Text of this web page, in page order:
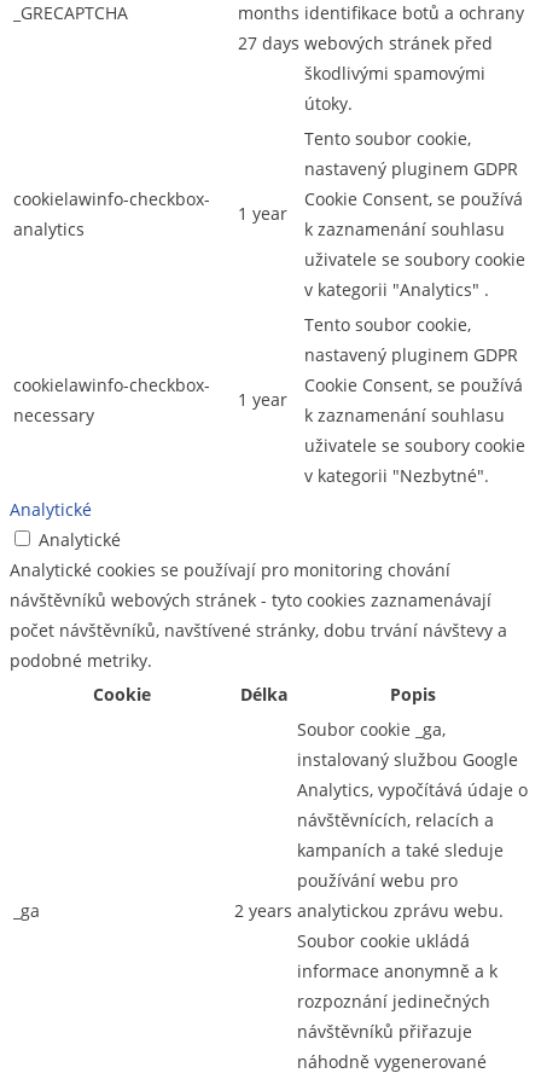
_GRECAPTCHA
months
27 days
identifikace botů a ochrany
webových stránek před
škodlivými spamovými
útoky.
cookielawinfo-checkbox-
analytics
1 year
Tento soubor cookie,
nastavený pluginem GDPR
Cookie Consent, se používá
k zaznamenání souhlasu
uživatele se soubory cookie
v kategorii "Analytics" .
cookielawinfo-checkbox-
necessary
1 year
Tento soubor cookie,
nastavený pluginem GDPR
Cookie Consent, se používá
k zaznamenání souhlasu
uživatele se soubory cookie
v kategorii "Nezbytné".
Analytické
Analytické
Analytické cookies se používají pro monitoring chování
návštěvníků webových stránek - tyto cookies zaznamenávají
počet návštěvníků, navštívené stránky, dobu trvání návštevy a
podobné metriky.
Cookie
Délka Popis
_ga 2 years
Soubor cookie _ga,
instalovaný službou Google
Analytics, vypočítává údaje o
návštěvnících, relacích a
kampaních a také sleduje
používání webu pro
analytickou zprávu webu.
Soubor cookie ukládá
informace anonymně a k
rozpoznání jedinečných
návštěvníků přiřazuje
náhodně vygenerované